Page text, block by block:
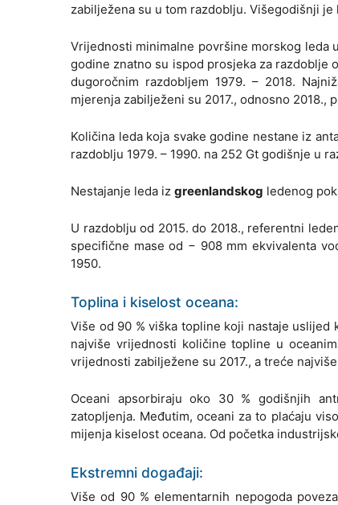
zabilježena su u tom razdoblju. Višegodišnji je
Vrijednosti minimalne površine morskog leda
godine znatno su ispod prosjeka za razdoblje
dugoročnim razdobljem 1979. – 2018.
mjerenja zabilježeni su 2017., odnosno 2018.,
Količina leda koja svake godine nestane iz
razdoblju 1979. – 1990. na 252 Gt godišnje u
Nestajanje leda iz greenlandskog ledenog
U razdoblju od 2015. do 2018., referentni
specifične mase od − 908 mm ekvivalenta
1950.
Toplina i kiselost oceana:
Više od 90 % viška topline koji nastaje uslijed
najviše vrijednosti količine topline u
vrijednosti zabilježene su 2017., a treće
Oceani apsorbiraju oko 30 % godišnjih
zatopljenja. Međutim, oceani za to plaćaju
mijenja kiselost oceana. Od početka
Ekstremni događaji:
Više od 90 % elementarnih nepogoda